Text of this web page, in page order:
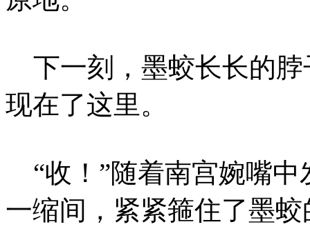
下一刻，墨蛟长长的脖
现在了这里。
“收！”随着南宫婉嘴中
一缩间，紧紧箍住了墨